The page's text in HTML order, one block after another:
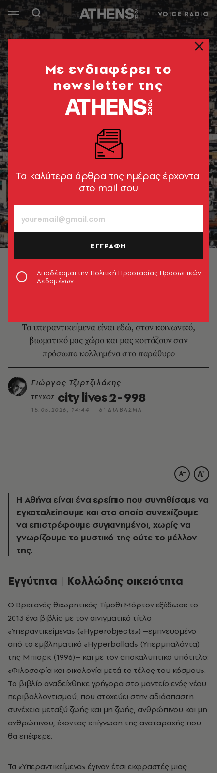
VOICE RADIO
© Τάσος Βρεττός, Κυψέλες | Αθήνα, 2017
Τα υπεραντικείμενα είναι εδώ, στον κοινωνικό,
βιωματικό μας χώρο και μας κοιτάζουν σαν
πρόσωπα κολλημένα στο παράθυρο
Γιώργος Τζιρτζιλάκης
ΤΕΥΧΟΣ city lives 2 - 998
15.05.2026, 14:44 6’ ΔΙΑΒΑΣΜΑ
Η Αθήνα είναι ένα ερείπιο που συνηθίσαμε να
εγκαταλείπουμε και στο οποίο συνεχίζουμε
να επιστρέφουμε συγκινημένοι, χωρίς να
γνωρίζουμε το μυστικό της ούτε το μέλλον
της.
Εγγύτητα | Κολλώδης οικειότητα
Ο Βρετανός θεωρητικός Τίμοθι Μόρτον εξέδωσε το
2013 ένα βιβλίο με τον αινιγματικό τίτλο
«Υπεραντικείμενα» («Hyperobjects») –εμπνευσμένο
από το εμβληματικό «Hyperballad» (Υπερμπαλάντα)
της Μπιορκ (1996)– και με τον αποκαλυπτικό υπότιτλο:
«Φιλοσοφία και οικολογία μετά το τέλος του κόσμου».
Το βιβλίο αναδείχθηκε γρήγορα στο μαντείο ενός νέου
περιβαλλοντισμού, που στοχεύει στην αδιάσπαστη
συνέχεια μεταξύ ζωής και μη ζωής, ανθρώπινου και μη
ανθρώπινου, έχοντας επίγνωση της αναταραχής που
θα επέφερε.
Τα «Υπεραντικείμενα» έγιναν έτσι εκφραστές μιας
Mε ενδιαφέρει το
newsletter της
Tα καλύτερα άρθρα της ημέρας έρχονται
στο mail σου
ΕΓΓΡΑΦΗ
Αποδέχομαι την Πολιτική Προστασίας Προσωπικών
Δεδομένων